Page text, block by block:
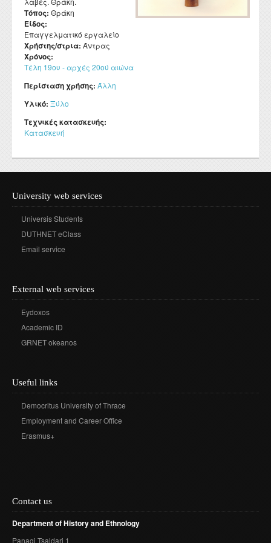
Τόπος: Θράκη
Είδος:
Επαγγελματικό εργαλείο
Χρήστης/στρια: Άντρας
Χρόνος:
Τέλη 19ου - αρχές 20ού αιώνα
Περίσταση χρήσης: Άλλη
Υλικό: Ξύλο
Τεχνικές κατασκευής:
Κατασκευή
University web services
Universis Students
DUTHNET eClass
Email service
External web services
Eydoxos
Academic ID
GRNET okeanos
Useful links
Democritus University of Thrace
Employment and Career Office
Erasmus+
Contact us
Department of History and Ethnology
Panagi Tsaldari 1